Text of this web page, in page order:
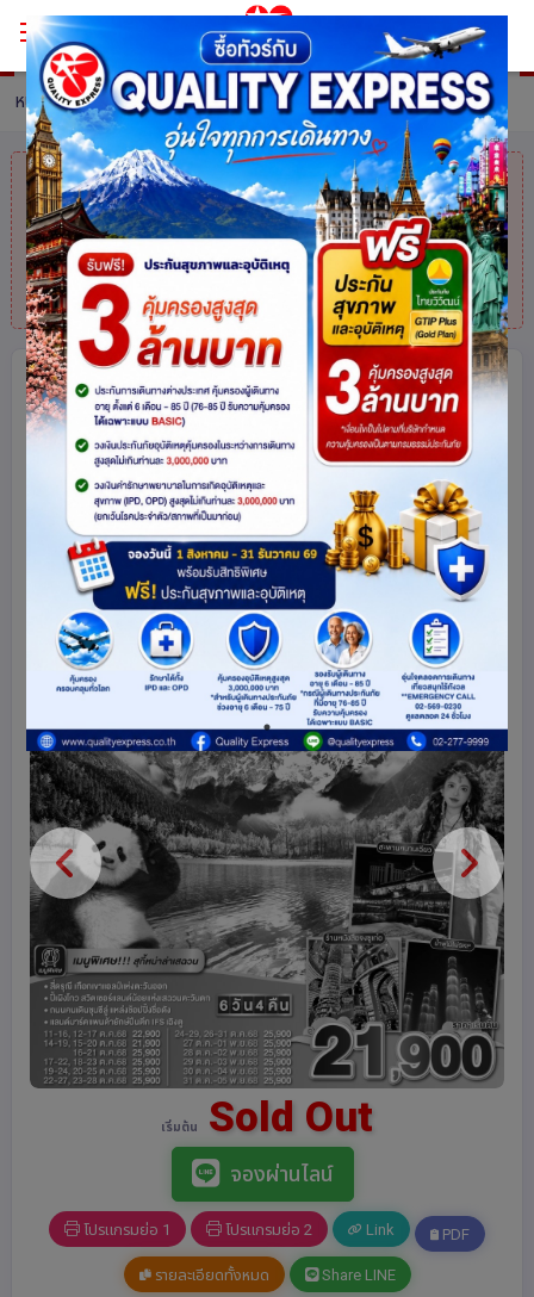
หน้าหลัก ทัวร์ China รายละเอียดทัวร์
คุณมาช้าไปแล้ว สินค้าหมดแล้วค่ะแต่ไม่
ต้องห่วง! สอบถามสินค้าคล้ายกันได้ที่
โทร.025113000
เฉิงตู สี่ดรุณี ปีเผิงโกว ศูนย์อนุรักษ์หมี
แพนด้า 6 วัน 4 คืน โดยสายการบิน Air
Asia (FD)
จีน 192 share
ดูโปรแกรมทัวร์
เริ่มต้น Sold Out
จองผ่านไลน์
โปรแกรมย่อ 1 โปรแกรมย่อ 2 Link PDF
รายละเอียดทั้งหมด Share LINE